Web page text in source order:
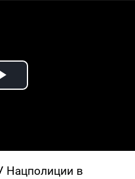
Play Video
Нацполиции в